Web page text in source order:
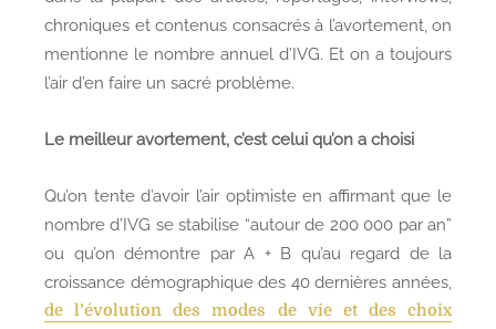
chroniques et contenus consacrés à l’avortement, on
mentionne le nombre annuel d’IVG. Et on a toujours
l’air d’en faire un sacré problème.
Le meilleur avortement, c’est celui qu’on a choisi
Qu’on tente d’avoir l’air optimiste en affirmant que le
nombre d’IVG se stabilise “autour de 200 000 par an”
ou qu’on démontre par A + B qu’au regard de la
croissance démographique des 40 dernières années,
de l’évolution des modes de vie et des choix